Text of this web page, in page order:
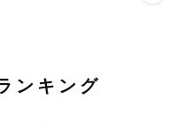
ンキング